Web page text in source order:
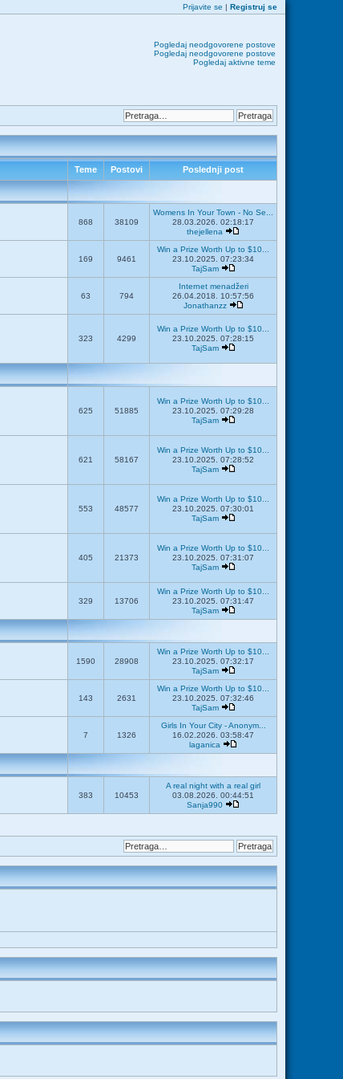
Prijavite se | Registruj se
Pogledaj neodgovorene postove
Pogledaj neodgovorene postove
Pogledaj aktivne teme
Teme Postovi Poslednji post
868 38109
Womens In Your Town - No Se...
28.03.2026. 02:18:17
thejellena
169 9461
Win a Prize Worth Up to $10...
23.10.2025. 07:23:34
TajSam
63 794
Internet menadžeri
26.04.2018. 10:57:56
Jonathanzz
323 4299
Win a Prize Worth Up to $10...
23.10.2025. 07:28:15
TajSam
625 51885
Win a Prize Worth Up to $10...
23.10.2025. 07:29:28
TajSam
621 58167
Win a Prize Worth Up to $10...
23.10.2025. 07:28:52
TajSam
553 48577
Win a Prize Worth Up to $10...
23.10.2025. 07:30:01
TajSam
405 21373
Win a Prize Worth Up to $10...
23.10.2025. 07:31:07
TajSam
329 13706
Win a Prize Worth Up to $10...
23.10.2025. 07:31:47
TajSam
1590 28908
Win a Prize Worth Up to $10...
23.10.2025. 07:32:17
TajSam
143 2631
Win a Prize Worth Up to $10...
23.10.2025. 07:32:46
TajSam
7 1326
Girls In Your City - Anonym...
16.02.2026. 03:58:47
laganica
383 10453
A real night with a real girl
03.08.2026. 00:44:51
Sanja990